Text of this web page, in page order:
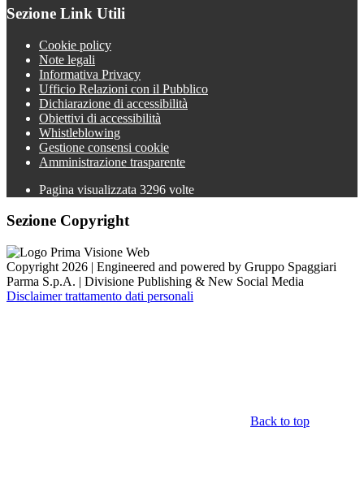
Sezione Link Utili
Cookie policy
Note legali
Informativa Privacy
Ufficio Relazioni con il Pubblico
Dichiarazione di accessibilità
Obiettivi di accessibilità
Whistleblowing
Gestione consensi cookie
Amministrazione trasparente
Pagina visualizzata 3296 volte
Sezione Copyright
Copyright 2026 | Engineered and powered by Gruppo Spaggiari
Parma S.p.A. | Divisione Publishing & New Social Media
Disclaimer trattamento dati personali
Back to top